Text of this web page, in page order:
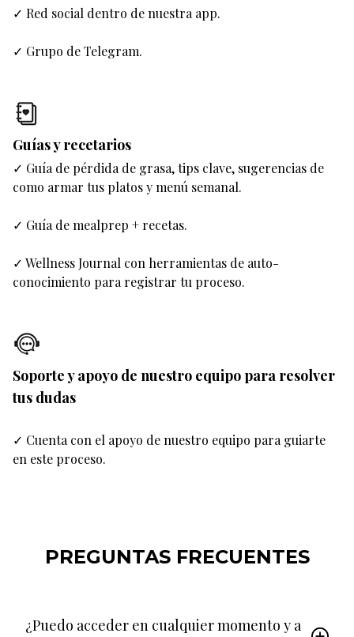
✓ Red social dentro de nuestra app.
✓ Grupo de Telegram.
Guías y recetarios
✓ Guía de pérdida de grasa, tips clave, sugerencias de
como armar tus platos y menú semanal.
✓ Guía de mealprep + recetas.
✓ Wellness Journal con herramientas de auto-
conocimiento para registrar tu proceso.
Soporte y apoyo de nuestro equipo para resolver
tus dudas
✓ Cuenta con el apoyo de nuestro equipo para guiarte
en este proceso.
PREGUNTAS FRECUENTES
¿Puedo acceder en cualquier momento y a